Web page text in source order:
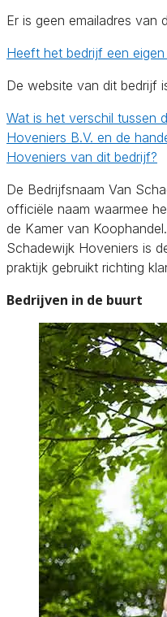
Er is geen emailadres van
Heeft het bedrijf een
De website van dit bedrijf
Wat is het verschil tussen
Hoveniers B.V. en de
Hoveniers van dit bedrijf?
De Bedrijfsnaam Van
officiële naam waarmee
de Kamer van
Schadewijk Hoveniers is
praktijk gebruikt richting
Bedrijven in de buurt